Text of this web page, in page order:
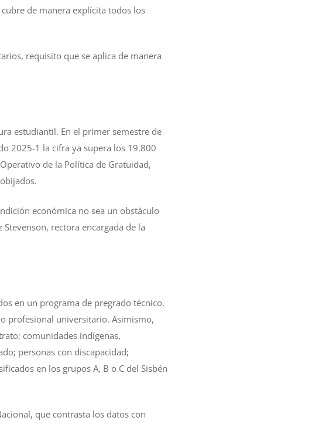
de manera explícita todos los
requisito que se aplica de manera
estudiantil. En el primer semestre de
2025-1 la cifra ya supera los 19.800
de la Política de Gratuidad,
económica no sea un obstáculo
rectora encargada de la
en un programa de pregrado técnico,
profesional universitario. Asimismo,
comunidades indígenas,
personas con discapacidad;
en los grupos A, B o C del Sisbén
que contrasta los datos con